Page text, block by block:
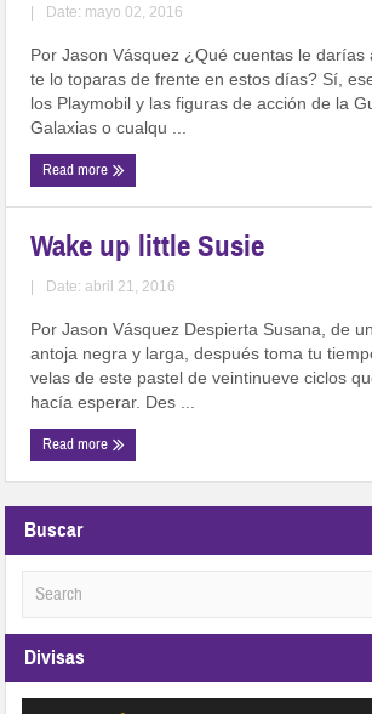
Date: mayo 02, 2016
Por Jason Vásquez ¿Qué cuentas le darías
te lo toparas de frente en estos días? Sí,
los Playmobil y las figuras de acción de la
Galaxias o cualqu ...
Read more
Wake up little Susie
Date: abril 21, 2016
Por Jason Vásquez Despierta Susana, de
antoja negra y larga, después toma tu
velas de este pastel de veintinueve ciclos
hacía esperar. Des ...
Read more
Buscar
Divisas